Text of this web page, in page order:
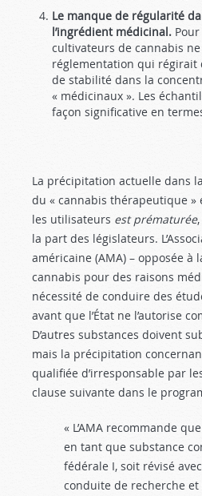
Le manque de régularité
l’ingrédient médicinal.
cultivateurs de cannabis
réglementation qui régirait
de stabilité dans la
« médicinaux ». Les
façon significative en
La précipitation actuelle dans
du « cannabis thérapeutique
les utilisateurs est prématurée
la part des législateurs.
américaine (AMA) – opposée à
cannabis pour des raisons
nécessité de conduire des
avant que l’État ne l’autorise
D’autres substances doivent
mais la précipitation
qualifiée d’irresponsable par
clause suivante dans le
« L’AMA recommande
en tant que substance
fédérale I, soit révisé
conduite de recherche